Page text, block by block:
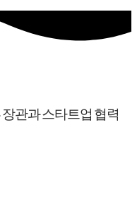
관과 스타트업 협력